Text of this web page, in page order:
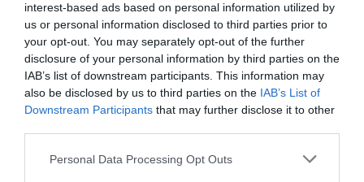
interest-based ads based on personal information utilized by
us or personal information disclosed to third parties prior to
your opt-out. You may separately opt-out of the further
disclosure of your personal information by third parties on the
IAB’s list of downstream participants. This information may
also be disclosed by us to third parties on the IAB’s List of
Downstream Participants that may further disclose it to other
Personal Data Processing Opt Outs